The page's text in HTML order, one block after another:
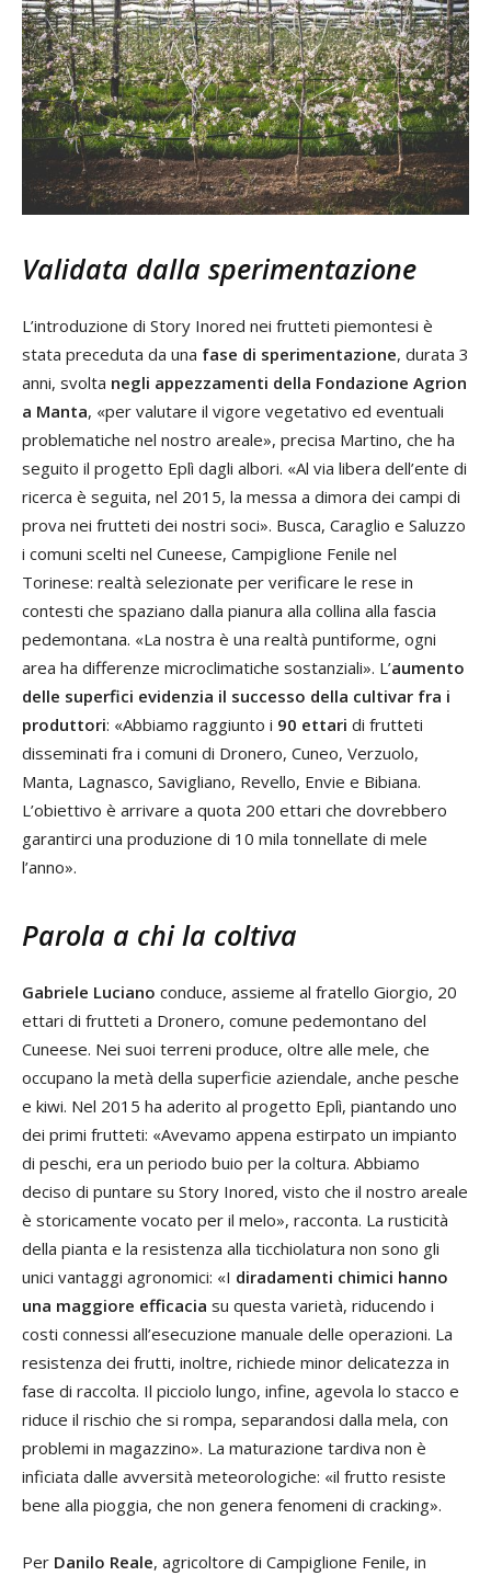
Validata dalla sperimentazione
L’introduzione di Story Inored nei frutteti piemontesi è
stata preceduta da una fase di sperimentazione, durata 3
anni, svolta negli appezzamenti della Fondazione Agrion
a Manta, «per valutare il vigore vegetativo ed eventuali
problematiche nel nostro areale», precisa Martino, che ha
seguito il progetto Eplì dagli albori. «Al via libera dell’ente di
ricerca è seguita, nel 2015, la messa a dimora dei campi di
prova nei frutteti dei nostri soci». Busca, Caraglio e Saluzzo
i comuni scelti nel Cuneese, Campiglione Fenile nel
Torinese: realtà selezionate per verificare le rese in
contesti che spaziano dalla pianura alla collina alla fascia
pedemontana. «La nostra è una realtà puntiforme, ogni
area ha differenze microclimatiche sostanziali». L’aumento
delle superfici evidenzia il successo della cultivar fra i
produttori: «Abbiamo raggiunto i 90 ettari di frutteti
disseminati fra i comuni di Dronero, Cuneo, Verzuolo,
Manta, Lagnasco, Savigliano, Revello, Envie e Bibiana.
L’obiettivo è arrivare a quota 200 ettari che dovrebbero
garantirci una produzione di 10 mila tonnellate di mele
l’anno».
Parola a chi la coltiva
Gabriele Luciano conduce, assieme al fratello Giorgio, 20
ettari di frutteti a Dronero, comune pedemontano del
Cuneese. Nei suoi terreni produce, oltre alle mele, che
occupano la metà della superficie aziendale, anche pesche
e kiwi. Nel 2015 ha aderito al progetto Eplì, piantando uno
dei primi frutteti: «Avevamo appena estirpato un impianto
di peschi, era un periodo buio per la coltura. Abbiamo
deciso di puntare su Story Inored, visto che il nostro areale
è storicamente vocato per il melo», racconta. La rusticità
della pianta e la resistenza alla ticchiolatura non sono gli
unici vantaggi agronomici: «I diradamenti chimici hanno
una maggiore efficacia su questa varietà, riducendo i
costi connessi all’esecuzione manuale delle operazioni. La
resistenza dei frutti, inoltre, richiede minor delicatezza in
fase di raccolta. Il picciolo lungo, infine, agevola lo stacco e
riduce il rischio che si rompa, separandosi dalla mela, con
problemi in magazzino». La maturazione tardiva non è
inficiata dalle avversità meteorologiche: «il frutto resiste
bene alla pioggia, che non genera fenomeni di cracking».
Per Danilo Reale, agricoltore di Campiglione Fenile, in